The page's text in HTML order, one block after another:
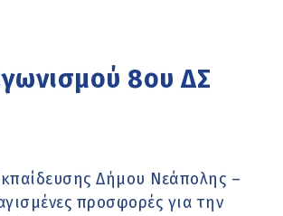
8ου ΔΣ
Δήμου Νεάπολης –
προσφορές για την